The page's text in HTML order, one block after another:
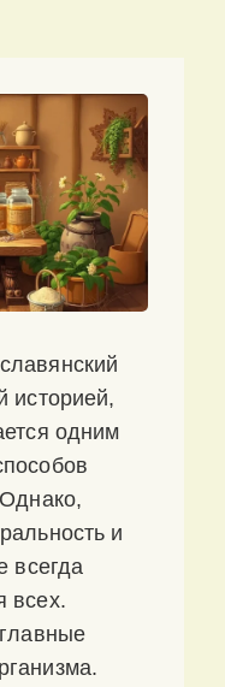
историей,
одним
и
всегда
всех.